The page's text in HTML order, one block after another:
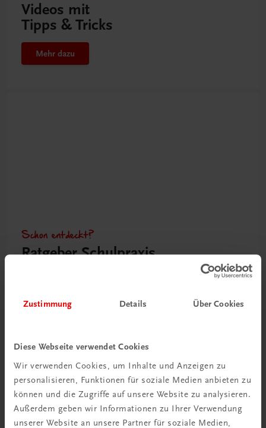
Zustimmung Details Über Cookies
Diese Webseite verwendet Cookies
Wir verwenden Cookies, um Inhalte und Anzeigen zu
personalisieren, Funktionen für soziale Medien anbieten zu
können und die Zugriffe auf unsere Website zu analysieren.
Außerdem geben wir Informationen zu Ihrer Verwendung
unserer Website an unsere Partner für soziale Medien,
Videos mit
Tipps & Tricks
Mehr dazu
Schon entdeckt?
Ratgeber Schulpraxis